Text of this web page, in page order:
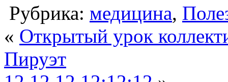
Рубрика: медицина,
« Открытый урок
Пируэт